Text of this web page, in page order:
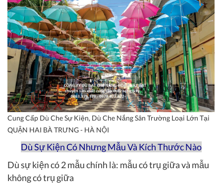
Cung Cấp Dù Che Sự Kiện, Dù Che Nắng Sân Trường Loại Lớn Tại
QUẬN HAI BÀ TRƯNG - HÀ NỘI
Dù Sự Kiện Có Nhưng Mẫu Và Kích Thước Nào
Dù sự kiện có 2 mẫu chính là: mẫu có trụ giữa và mẫu
không có trụ giữa